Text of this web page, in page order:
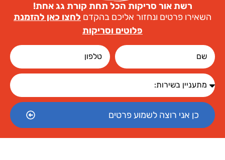
רשת אור סריקות הכל תחת קורת גג אחת!
פרטים ונחזור אליכם בהקדםלחצו כאן להזמנת
פלוטים וסריקות
כן אני רוצה לשמוע פרטים